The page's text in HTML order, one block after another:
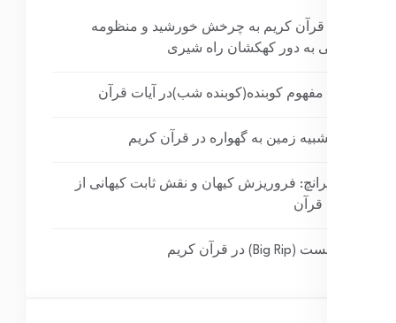
اشاره قرآن کریم به چرخش خورشید و منظومه
شمسی به دور کهکشان راه شیری
برسی مفهوم کوبنده(کوبنده شب)در آیات قرآن
دلیل تشبیه زمین به گهواره در قرآن کریم
بیگ کرانچ: فروریزش کیهان و نقش ثابت کیهانی از
دیدگاه قرآن
مِه‌گسست (Big Rip) در قرآن کریم